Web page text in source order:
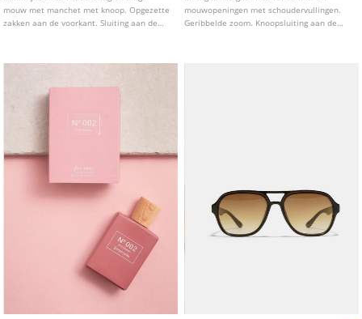
mouw met manchet met knoop. Opgezette
zakken aan de voorkant. Sluiting aan de
mouwopeningen met schoudervullingen.
Geribbelde zoom. Knoopsluiting aan de